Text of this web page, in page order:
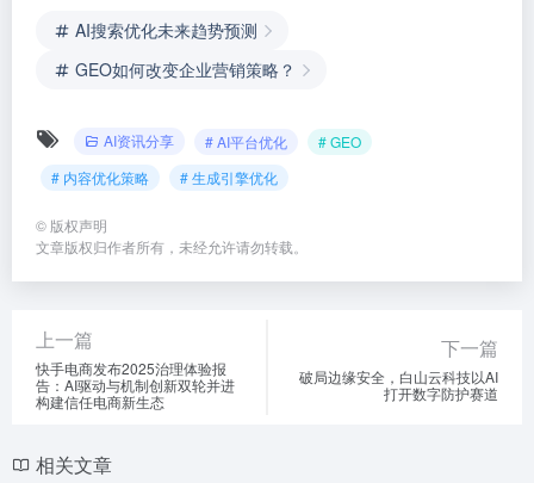
AI搜索优化未来趋势预测
GEO如何改变企业营销策略？
AI资讯分享 # AI平台优化
# GEO
# 内容优化策略
# 生成引擎优化
© 版权声明
文章版权归作者所有，未经允许请勿转载。
上一篇
快手电商发布2025治理体验报
告：AI驱动与机制创新双轮并进
构建信任电商新生态
下一篇
破局边缘安全，白山云科技以AI
打开数字防护赛道
相关文章